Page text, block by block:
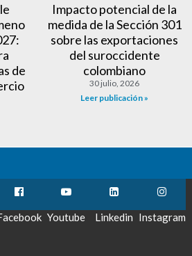
de
Impacto potencial de la
medida de la Sección 301
sobre las exportaciones
del suroccidente
colombiano
30 julio, 2026
Leer publicación »
Youtube Linkedin Instagram